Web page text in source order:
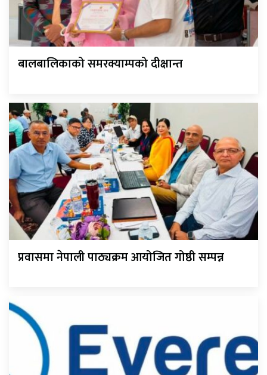
बालबालिकाको समरक्याम्पको दीक्षान्त
प्रवासमा नेपाली पाठ्यक्रम आयोजित गोष्ठी सम्पन्न